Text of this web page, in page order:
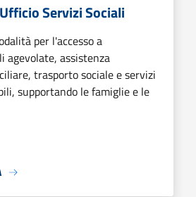
Servizi Sociali
per l'accesso a
agevolate, assistenza
trasporto sociale e servizi
supportando le famiglie e le